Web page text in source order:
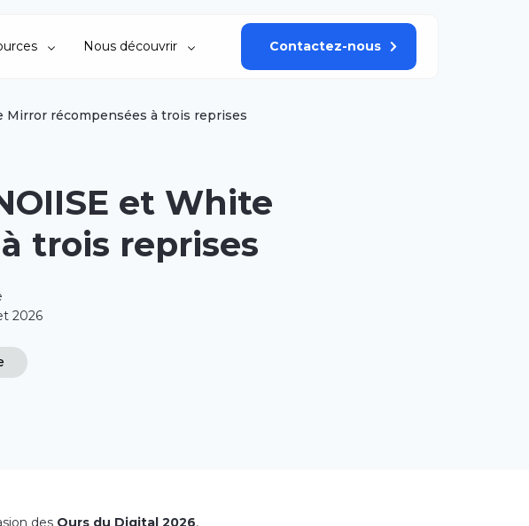
Nous découvrir Contactez-nous
Mirror récompensées à trois reprises
et White
trois reprises
2026
des Ours du Digital 2026,